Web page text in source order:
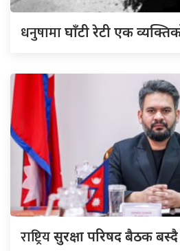
धनुषामाघाँटी रेटी एक
राष्ट्रियसुरक्षा परिषद बैठक बस्दै